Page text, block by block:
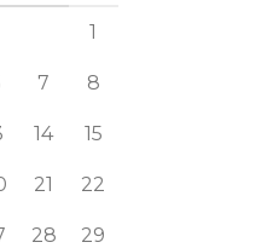
1
7 8
14 15
21 22
28 29